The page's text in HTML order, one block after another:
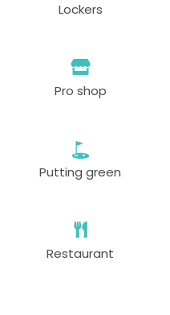
Lockers
Pro shop
Putting green
Restaurant